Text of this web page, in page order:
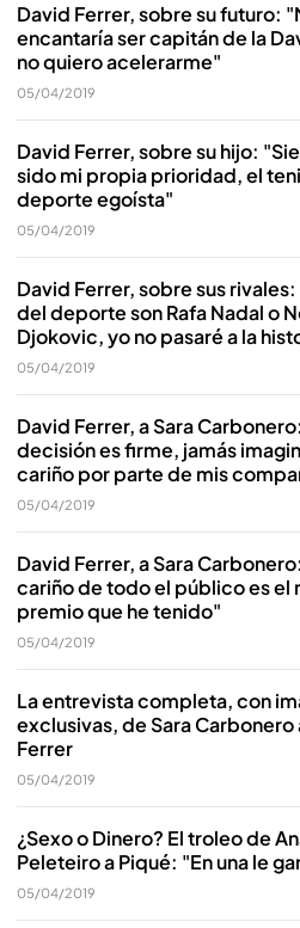
David Ferrer, sobre su futuro:
encantaría ser capitán de la
no quiero acelerarme"
05/04/2019
David Ferrer, sobre su hijo:
sido mi propia prioridad, el
deporte egoísta"
05/04/2019
David Ferrer, sobre sus
del deporte son Rafa Nadal o
Djokovic, yo no pasaré a la
05/04/2019
David Ferrer, a Sara
decisión es firme, jamás
cariño por parte de mis
05/04/2019
David Ferrer, a Sara
cariño de todo el público es el
premio que he tenido"
05/04/2019
La entrevista completa, con
exclusivas, de Sara Carbonero
Ferrer
05/04/2019
¿Sexo o Dinero? El troleo de
Peleteiro a Piqué: "En una le
05/04/2019